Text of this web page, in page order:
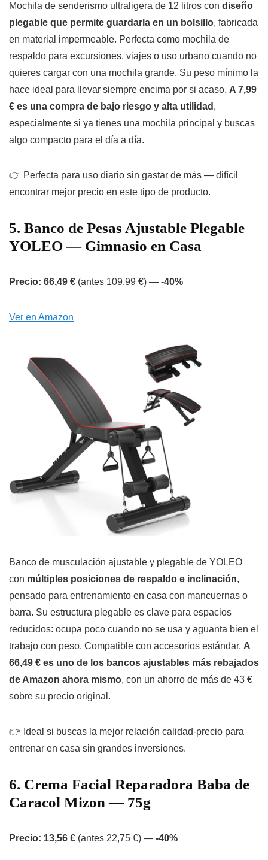
Mochila de senderismo ultraligera de 12 litros con diseño
plegable que permite guardarla en un bolsillo, fabricada
en material impermeable. Perfecta como mochila de
respaldo para excursiones, viajes o uso urbano cuando no
quieres cargar con una mochila grande. Su peso mínimo la
hace ideal para llevar siempre encima por si acaso. A 7,99
€ es una compra de bajo riesgo y alta utilidad ,
especialmente si ya tienes una mochila principal y buscas
algo compacto para el día a día.
👉 Perfecta para uso diario sin gastar de más — difícil
encontrar mejor precio en este tipo de producto.
5. Banco de Pesas Ajustable Plegable
YOLEO — Gimnasio en Casa
Precio: 66,49 € (antes 109,99 €) — -40%
Ver en Amazon
Banco de musculación ajustable y plegable de YOLEO
con múltiples posiciones de respaldo e inclinación,
pensado para entrenamiento en casa con mancuernas o
barra. Su estructura plegable es clave para espacios
reducidos: ocupa poco cuando no se usa y aguanta bien el
trabajo con peso. Compatible con accesorios estándar. A
66,49 € es uno de los bancos ajustables más rebajados
de Amazon ahora mismo, con un ahorro de más de 43 €
sobre su precio original.
👉 Ideal si buscas la mejor relación calidad-precio para
entrenar en casa sin grandes inversiones.
6. Crema Facial Reparadora Baba de
Caracol Mizon — 75g
Precio: 13,56 € (antes 22,75 €) — -40%